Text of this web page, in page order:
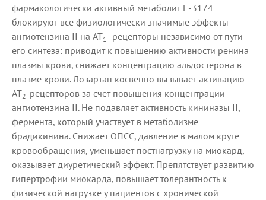
фармакологически активный метаболит Е-3174
блокируют все физиологически значимые эффекты
ангиотензина II на AT1 -рецепторы независимо от пути
его синтеза: приводит к повышению активности ренина
плазмы крови, снижает концентрацию альдостерона в
плазме крови. Лозартан косвенно вызывает активацию
АТ2-рецепторов за счет повышения концентрации
ангиотензина II. Не подавляет активность кининазы II,
фермента, который участвует в метаболизме
брадикинина. Снижает ОПСС, давление в малом круге
кровообращения, уменьшает постнагрузку на миокард,
оказывает диуретический эффект. Препятствует развитию
гипертрофии миокарда, повышает толерантность к
физической нагрузке у пациентов с хронической